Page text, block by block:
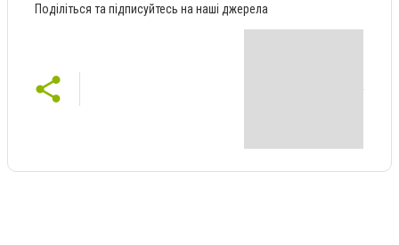
Поділіться та підписуйтесь на наші джерела